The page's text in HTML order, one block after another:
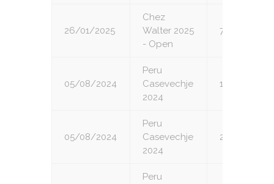
26/01/2025
Chez
Walter 2025
- Open
7
05/08/2024
Peru
Casevechje
2024
1
05/08/2024
Peru
Casevechje
2024
2
Peru